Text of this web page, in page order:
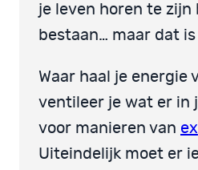
je leven horen te zijn
bestaan… maar dat is
Waar haal je energie
ventileer je wat er in
voor manieren van
Uiteindelijk moet er